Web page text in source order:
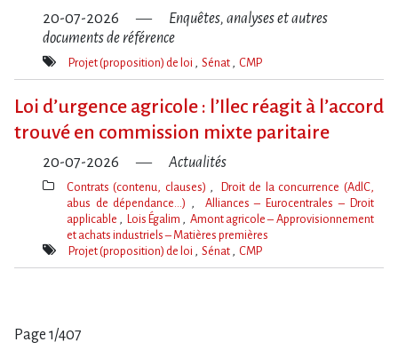
20-07-2026
Enquêtes, analyses et autres
documents de référence
Mot(s)-
Projet (proposition) de loi Sénat CMP
Loi d​‌’urgence agricole : l​‌’Ilec réagit à l​‌’accord
trouvé en commission mixte paritaire
20-07-2026 Actualités
Thèmes(s)
Contrats (contenu, clauses)
Droit de la concurrence (AdlC,
abus de dépendance…)
Alliances – Eurocentrales – Droit
applicable
Lois Égalim
Amont agricole – Approvisionnement
et achats industriels – Matières premières
Mot(s)-
Projet (proposition) de loi Sénat CMP
Page 1/407